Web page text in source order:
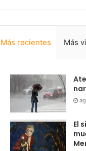
Más recientes Más
El